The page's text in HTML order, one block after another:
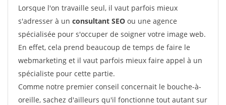
Lorsque l'on travaille seul, il vaut parfois mieux
s'adresser à un consultant SEO ou une agence
spécialisée pour s'occuper de soigner votre image web.
En effet, cela prend beaucoup de temps de faire le
webmarketing et il vaut parfois mieux faire appel à un
spécialiste pour cette partie.
Comme notre premier conseil concernait le bouche-à-
oreille, sachez d'ailleurs qu'il fonctionne tout autant sur